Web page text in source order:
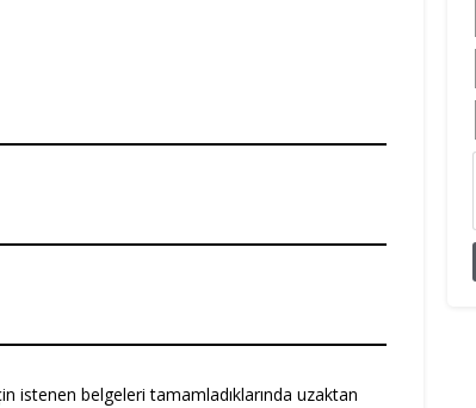
istenen belgeleri tamamladıklarında uzaktan